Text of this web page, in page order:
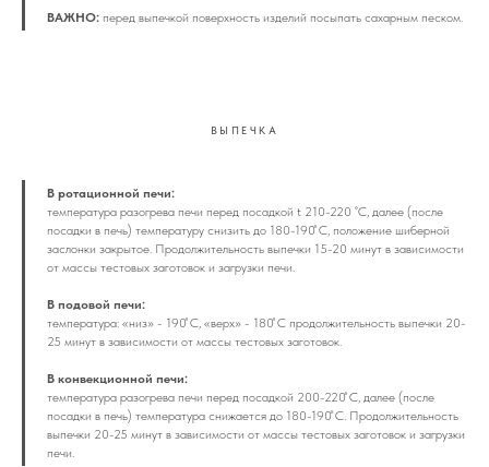
ВАЖНО: перед выпечкой поверхность изделий посыпать сахарным песком.
ВЫПЕЧКА
В ротационной печи:
температура разогрева печи перед посадкой t 210-220 ˚С, далее (после
посадки в печь) температуру снизить до 180-190 ̊С, положение шиберной
заслонки закрытое. Продолжительность выпечки 15-20 минут в зависимости
от массы тестовых заготовок и загрузки печи.
В подовой печи:
температура: «низ» - 190 ̊С, «верх» - 180 ̊С продолжительность выпечки 20-
25 минут в зависимости от массы тестовых заготовок.
В конвекционной печи:
температура разогрева печи перед посадкой 200-220 ̊С, далее (после
посадки в печь) температура снижается до 180-190 ̊С. Продолжительность
выпечки 20-25 минут в зависимости от массы тестовых заготовок и загрузки
печи.